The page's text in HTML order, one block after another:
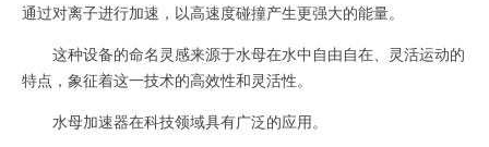
通过对离子进行加速，以高速度碰撞产生更强大的能量。
这种设备的命名灵感来源于水母在水中自由自在、灵活运动的
特点，象征着这一技术的高效性和灵活性。
水母加速器在科技领域具有广泛的应用。